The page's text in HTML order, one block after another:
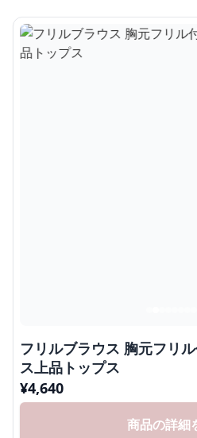
フリルブラウス 胸元フリ
ス上品トップス
¥4,640
商品の詳細